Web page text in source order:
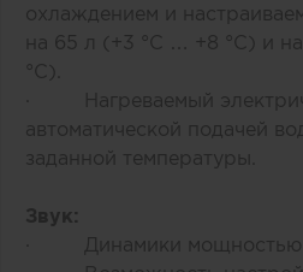
охлаждением и
на 65 л (+3 °C … +8 °C) и
°C).
· Нагреваемый
автоматической подачей
заданной температуры.
Звук:
· Динамики мощностью